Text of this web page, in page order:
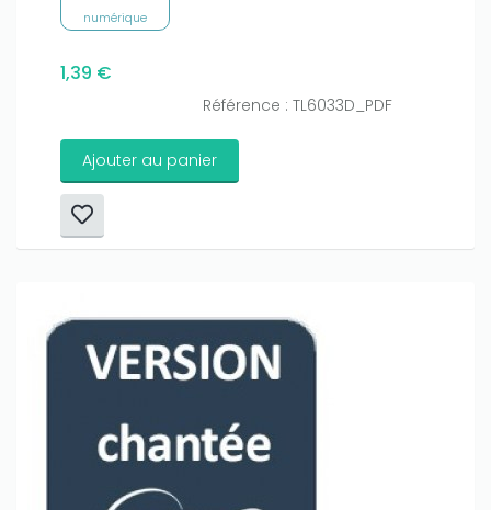
numérique
1,39 €
Référence : TL6033D_PDF
Ajouter au panier